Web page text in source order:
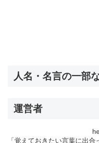
人名・名言の一部
運営者
「覚えておきたい言葉に出